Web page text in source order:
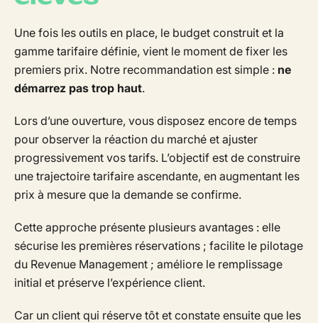
Une fois les outils en place, le budget construit et la
gamme tarifaire définie, vient le moment de fixer les
premiers prix. Notre recommandation est simple : ne
démarrez pas trop haut.
Lors d’une ouverture, vous disposez encore de temps
pour observer la réaction du marché et ajuster
progressivement vos tarifs. L’objectif est de construire
une trajectoire tarifaire ascendante, en augmentant les
prix à mesure que la demande se confirme.
Cette approche présente plusieurs avantages : elle
sécurise les premières réservations ; facilite le pilotage
du Revenue Management ; améliore le remplissage
initial et préserve l’expérience client.
Car un client qui réserve tôt et constate ensuite que les